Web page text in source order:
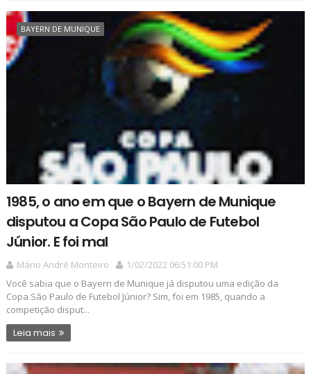
BAYERN DE MUNIQUE
1985, o ano em que o Bayern de Munique
disputou a Copa São Paulo de Futebol
Júnior. E foi mal
Mário André Monteiro
1/02/2022 06:51:00 PM
Você sabia que o Bayern de Munique já disputou uma edição da
Copa São Paulo de Futebol Júnior? Sim, foi em 1985, quando a
competição disput...
Leia mais